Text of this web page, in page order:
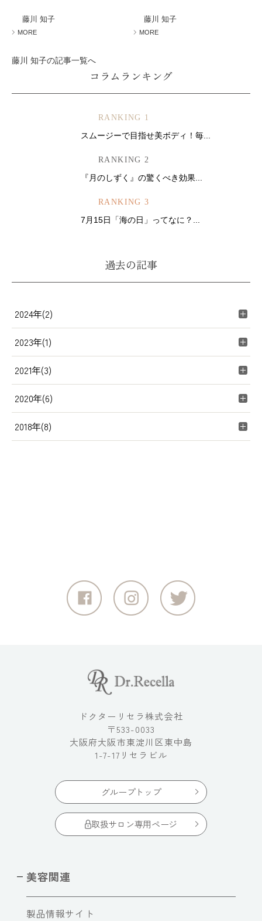
藤川 知子
MORE
藤川 知子
MORE
藤川 知子の記事一覧へ
コラムランキング
RANKING 1
スムージーで目指せ美ボディ！毎...
RANKING 2
『月のしずく』の驚くべき効果...
RANKING 3
7月15日「海の日」ってなに？...
過去の記事
2024年(2)
2023年(1)
2021年(3)
2020年(6)
2018年(8)
ドクターリセラ株式会社
〒533-0033
大阪府大阪市東淀川区東中島
1-7-17リセラビル
グループトップ
取扱サロン専用ページ
美容関連
製品情報サイト